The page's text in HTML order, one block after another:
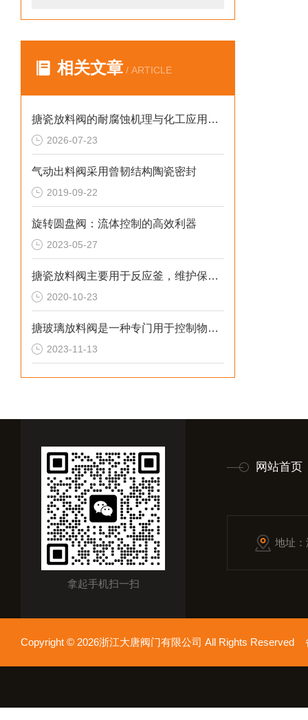
相关文章 / ARTICLE
搪瓷放料阀的耐腐蚀机理与化工应用实践
2026-07-23
气动出料阀采用曾韧结构陶瓷密封
2019-09-22
旋转圆盘阀：流体控制的高效利器
2023-05-27
搪瓷放料阀主要用于反应釜，维护保养方法如下
2020-10-23
搪玻璃放料阀是一种专门用于控制物料流动的阀门
2023-11-13
拿起手机扫一扫
网站首页
地址
Copyright © 2026浙江大唐阀门有限公司 All Rights Reserved